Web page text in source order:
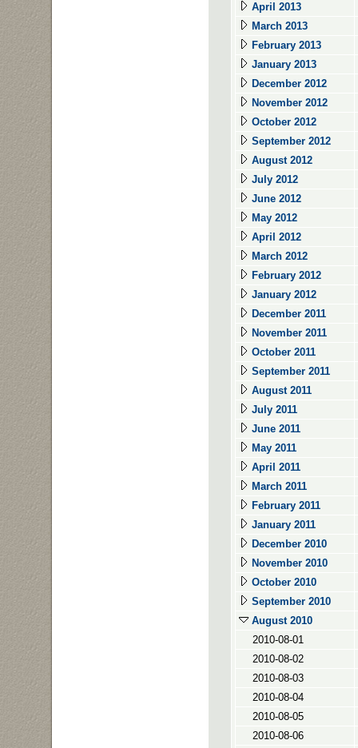
April 2013
March 2013
February 2013
January 2013
December 2012
November 2012
October 2012
September 2012
August 2012
July 2012
June 2012
May 2012
April 2012
March 2012
February 2012
January 2012
December 2011
November 2011
October 2011
September 2011
August 2011
July 2011
June 2011
May 2011
April 2011
March 2011
February 2011
January 2011
December 2010
November 2010
October 2010
September 2010
August 2010
2010-08-01
2010-08-02
2010-08-03
2010-08-04
2010-08-05
2010-08-06